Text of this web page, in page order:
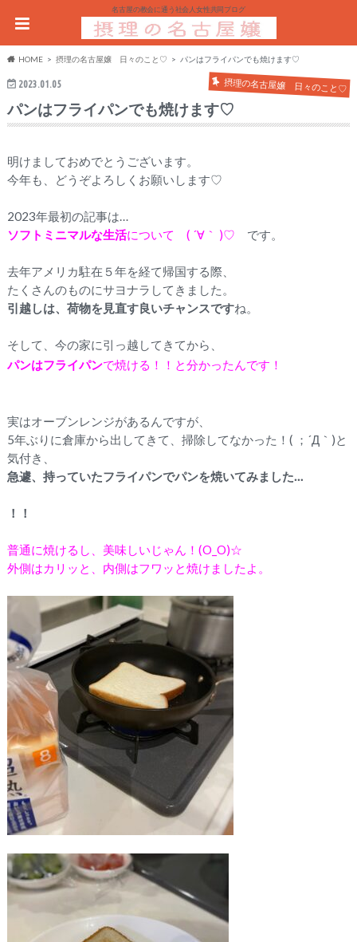
名古屋の教会に通う社会人女性共同ブログ
HOME 摂理の名古屋嬢 日々のこと♡ パンはフライパンでも焼けます♡
2023.01.05 摂理の名古屋嬢 日々のこと♡
パンはフライパンでも焼けます♡
明けましておめでとうございます。
今年も、どうぞよろしくお願いします♡
2023年最初の記事は…
ソフトミニマルな生活について ( ´∀｀ )♡ です。
去年アメリカ駐在５年を経て帰国する際、
たくさんのものにサヨナラしてきました。
引越しは、荷物を見直す良いチャンスですね。
そして、今の家に引っ越してきてから、
パンはフライパンで焼ける！！と分かったんです！
実はオーブンレンジがあるんですが、
5年ぶりに倉庫から出してきて、掃除してなかった！( ；´Д｀)と
気付き、
急遽、持っていたフライパンでパンを焼いてみました…
！！
普通に焼けるし、美味しいじゃん！(O_O)☆
外側はカリッと、内側はフワッと焼けましたよ。